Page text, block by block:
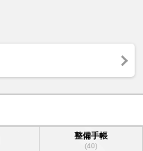
整備手帳
(40)